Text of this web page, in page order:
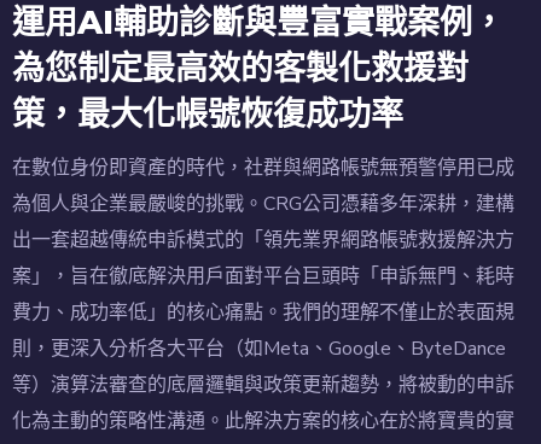
運用AI輔助診斷與豐富實戰案例，
為您制定最高效的客製化救援對
策，最大化帳號恢復成功率
在數位身份即資產的時代，社群與網路帳號無預警停用已成
為個人與企業最嚴峻的挑戰。CRG公司憑藉多年深耕，建構
出一套超越傳統申訴模式的「領先業界網路帳號救援解決方
案」，旨在徹底解決用戶面對平台巨頭時「申訴無門、耗時
費力、成功率低」的核心痛點。我們的理解不僅止於表面規
則，更深入分析各大平台（如Meta、Google、ByteDance
等）演算法審查的底層邏輯與政策更新趨勢，將被動的申訴
化為主動的策略性溝通。此解決方案的核心在於將寶貴的實